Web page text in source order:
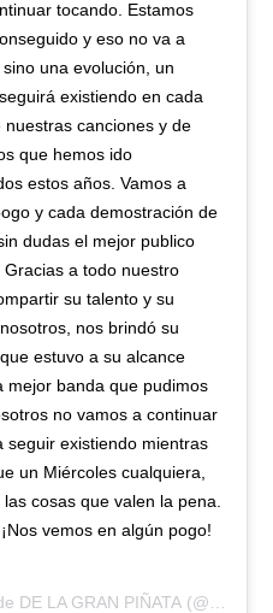
tocando. Estamos
y eso no va a
una evolución, un
existiendo en cada
canciones y de
que hemos ido
estos años. Vamos a
y cada demostración de
dudas el mejor publico
a todo nuestro
su talento y su
nos brindó su
estuvo a su alcance
mejor banda que pudimos
no vamos a continuar
seguir existiendo mientras
un Miércoles cualquiera,
cosas que valen la pena.
vemos en algún pogo!
DE LA GRAN PIÑATA (@dlgp_oficial) el